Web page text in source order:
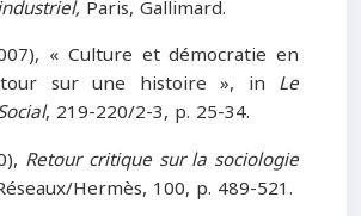
Paris, Gallimard.
« Culture et démocratie en
sur une histoire », in Le
, 219-220/2-3, p. 25-34.
Retour critique sur la sociologie
Hermès, 100, p. 489-521.